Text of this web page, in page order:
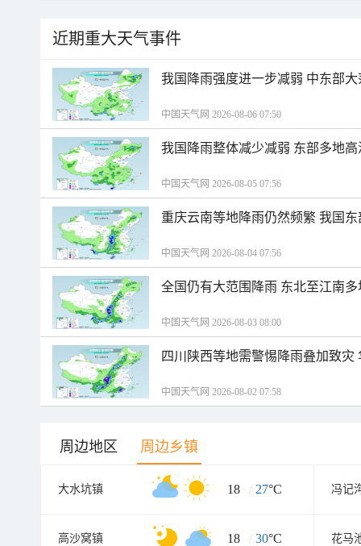
近期重大天气事件
我国降雨强度进一步减弱 中东部
中国天气网 2026-08-06 07:50
我国降雨整体减少减弱 东部多地
中国天气网 2026-08-05 07:56
重庆云南等地降雨仍然频繁 我国
中国天气网 2026-08-04 07:56
全国仍有大范围降雨 东北至江南
中国天气网 2026-08-03 08:00
四川陕西等地需警惕降雨叠加致
中国天气网 2026-08-02 07:58
周边地区 周边乡镇
大水坑镇 18 / 27°C 冯记
高沙窝镇 18 / 30°C 花马